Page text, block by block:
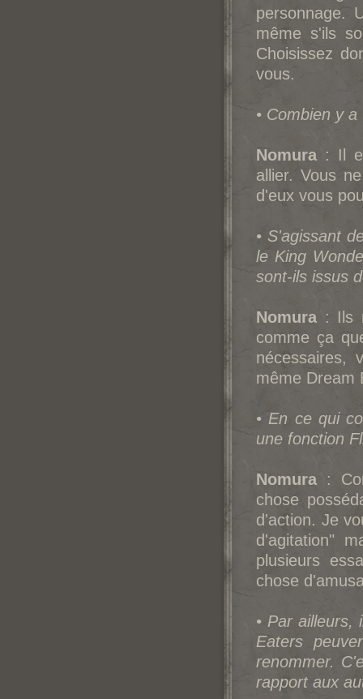
personnage.
même s'ils
Choisissez
vous.
• Combien y
Nomura: Il
allier. Vous
d'eux vous
• S'agissant
le King
sont-ils issus
Nomura: Ils
comme ça
nécessaires,
même Dream
• En ce qui
une fonction
Nomura:
chose
d'action. Je
d'agitation"
plusieurs
chose
• Par ailleurs,
Eaters
renommer.
rapport aux